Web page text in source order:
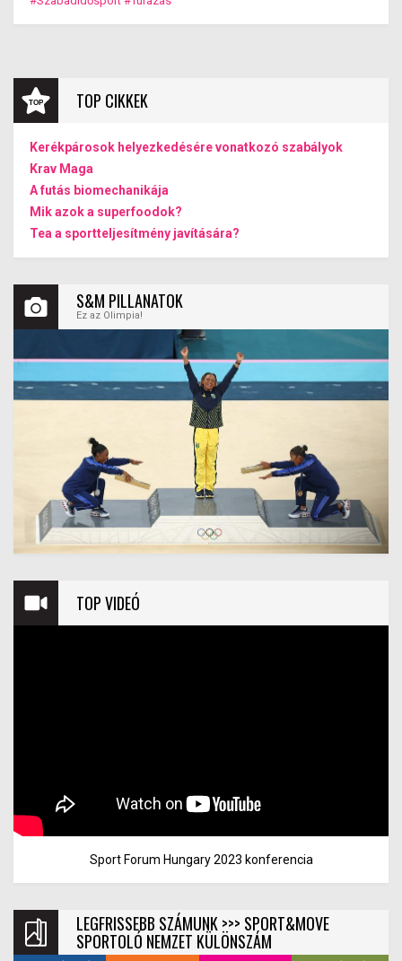
TOP CIKKEK
Kerékpárosok helyezkedésére vonatkozó szabályok
Krav Maga
A futás biomechanikája
Mik azok a superfoodok?
Tea a sportteljesítmény javítására?
S&M PILLANATOK
Ez az Olimpia!
TOP VIDEÓ
Sport Forum Hungary 2023 konferencia
LEGFRISSEBB SZÁMUNK >>> SPORT&MOVE
SPORTOLÓ NEMZET KÜLÖNSZÁM